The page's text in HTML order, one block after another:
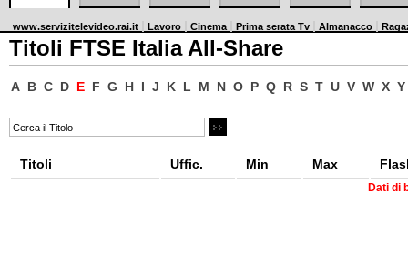
www.servizitelevideo.rai.it Lavoro Cinema Prima serata Tv Almanacco
Titoli FTSE Italia All-Share
A B C D E F G H I J K L M N O P Q R S T U V W X Y
Titoli Uffic. Min Max
Dati di